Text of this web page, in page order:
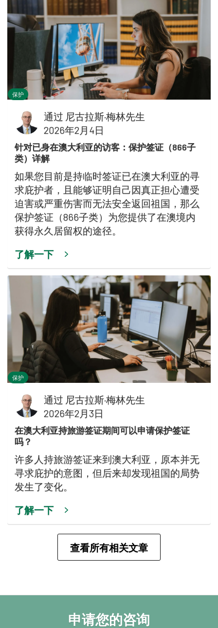
保护
通过 尼古拉斯·梅林先生
2026年2月4日
针对已身在澳大利亚的访客：保护签证（866子
类）详解
如果您目前是持临时签证已在澳大利亚的寻
求庇护者，且能够证明自己因真正担心遭受
迫害或严重伤害而无法安全返回祖国，那么
保护签证（866子类）为您提供了在澳境内
获得永久居留权的途径。
了解一下
保护
通过 尼古拉斯·梅林先生
2026年2月3日
在澳大利亚持旅游签证期间可以申请保护签证
吗？
许多人持旅游签证来到澳大利亚，原本并无
寻求庇护的意图，但后来却发现祖国的局势
发生了变化。
了解一下
查看所有相关文章
申请您的咨询